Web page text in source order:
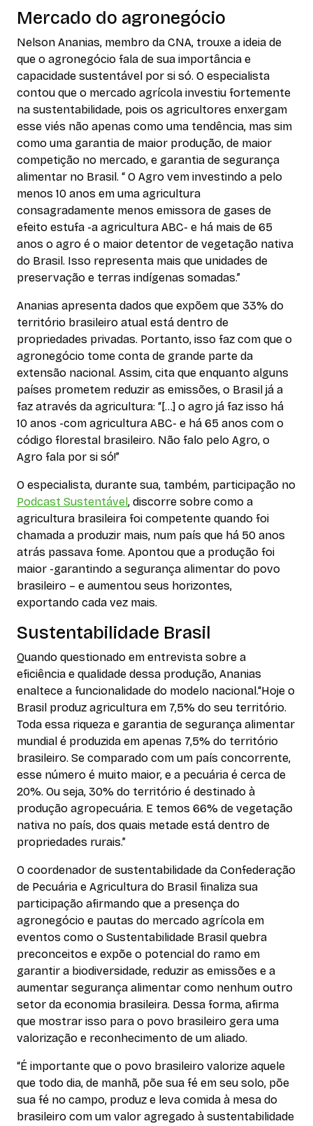
Mercado do agronegócio
Nelson Ananias, membro da CNA, trouxe a ideia de
que o agronegócio fala de sua importância e
capacidade sustentável por si só. O especialista
contou que o mercado agrícola investiu fortemente
na sustentabilidade, pois os agricultores enxergam
esse viés não apenas como uma tendência, mas sim
como uma garantia de maior produção, de maior
competição no mercado, e garantia de segurança
alimentar no Brasil. “ O Agro vem investindo a pelo
menos 10 anos em uma agricultura
consagradamente menos emissora de gases de
efeito estufa -a agricultura ABC- e há mais de 65
anos o agro é o maior detentor de vegetação nativa
do Brasil. Isso representa mais que unidades de
preservação e terras indígenas somadas.”
Ananias apresenta dados que expõem que 33% do
território brasileiro atual está dentro de
propriedades privadas. Portanto, isso faz com que o
agronegócio tome conta de grande parte da
extensão nacional. Assim, cita que enquanto alguns
países prometem reduzir as emissões, o Brasil já a
faz através da agricultura: “[…] o agro já faz isso há
10 anos -com agricultura ABC- e há 65 anos com o
código florestal brasileiro. Não falo pelo Agro, o
Agro fala por si só!”
O especialista, durante sua, também, participação no
Podcast Sustentável , discorre sobre como a
agricultura brasileira foi competente quando foi
chamada a produzir mais, num país que há 50 anos
atrás passava fome. Apontou que a produção foi
maior -garantindo a segurança alimentar do povo
brasileiro – e aumentou seus horizontes,
exportando cada vez mais.
Sustentabilidade Brasil
Quando questionado em entrevista sobre a
eficiência e qualidade dessa produção, Ananias
enaltece a funcionalidade do modelo nacional.“Hoje o
Brasil produz agricultura em 7,5% do seu território.
Toda essa riqueza e garantia de segurança alimentar
mundial é produzida em apenas 7,5% do território
brasileiro. Se comparado com um país concorrente,
esse número é muito maior, e a pecuária é cerca de
20%. Ou seja, 30% do território é destinado à
produção agropecuária. E temos 66% de vegetação
nativa no país, dos quais metade está dentro de
propriedades rurais.”
O coordenador de sustentabilidade da Confederação
de Pecuária e Agricultura do Brasil finaliza sua
participação afirmando que a presença do
agronegócio e pautas do mercado agrícola em
eventos como o Sustentabilidade Brasil quebra
preconceitos e expõe o potencial do ramo em
garantir a biodiversidade, reduzir as emissões e a
aumentar segurança alimentar como nenhum outro
setor da economia brasileira. Dessa forma, afirma
que mostrar isso para o povo brasileiro gera uma
valorização e reconhecimento de um aliado.
“É importante que o povo brasileiro valorize aquele
que todo dia, de manhã, põe sua fé em seu solo, põe
sua fé no campo, produz e leva comida à mesa do
brasileiro com um valor agregado à sustentabilidade